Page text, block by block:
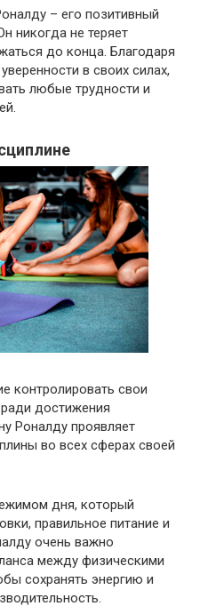
– его позитивный
никогда не теряет
до конца. Благодаря
в своих силах,
любые трудности и
контролировать свои
достижения
Роналду проявляет
во всех сферах своей
дня, который
правильное питание и
очень важно
между физическими
сохранять энергию и